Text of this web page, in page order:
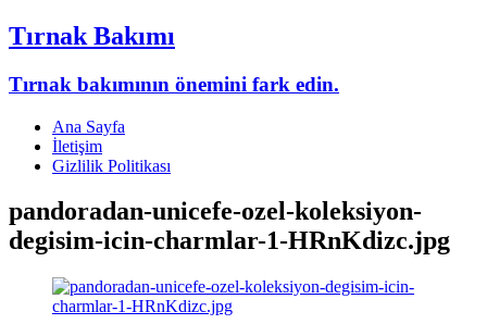
Tırnak Bakımı
Tırnak bakımının önemini fark edin.
Ana Sayfa
İletişim
Gizlilik Politikası
pandoradan-unicefe-ozel-koleksiyon-
degisim-icin-charmlar-1-HRnKdizc.jpg